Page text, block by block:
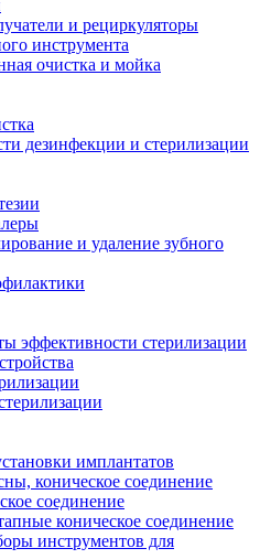
и рециркуляторы
инструмента
очистка и мойка
дезинфекции и стерилизации
и удаление зубного
эффективности стерилизации
имплантатов
коническое соединение
соединение
коническое соединение
инструментов для